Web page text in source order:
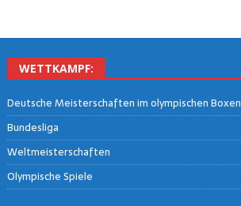
WETT­KAMPF:
Deut­sche Meis­ter­schaf­ten im olym­pi­schen Boxen
Bun­des­li­ga
Welt­meis­ter­schaf­ten
Olym­pi­sche Spiele